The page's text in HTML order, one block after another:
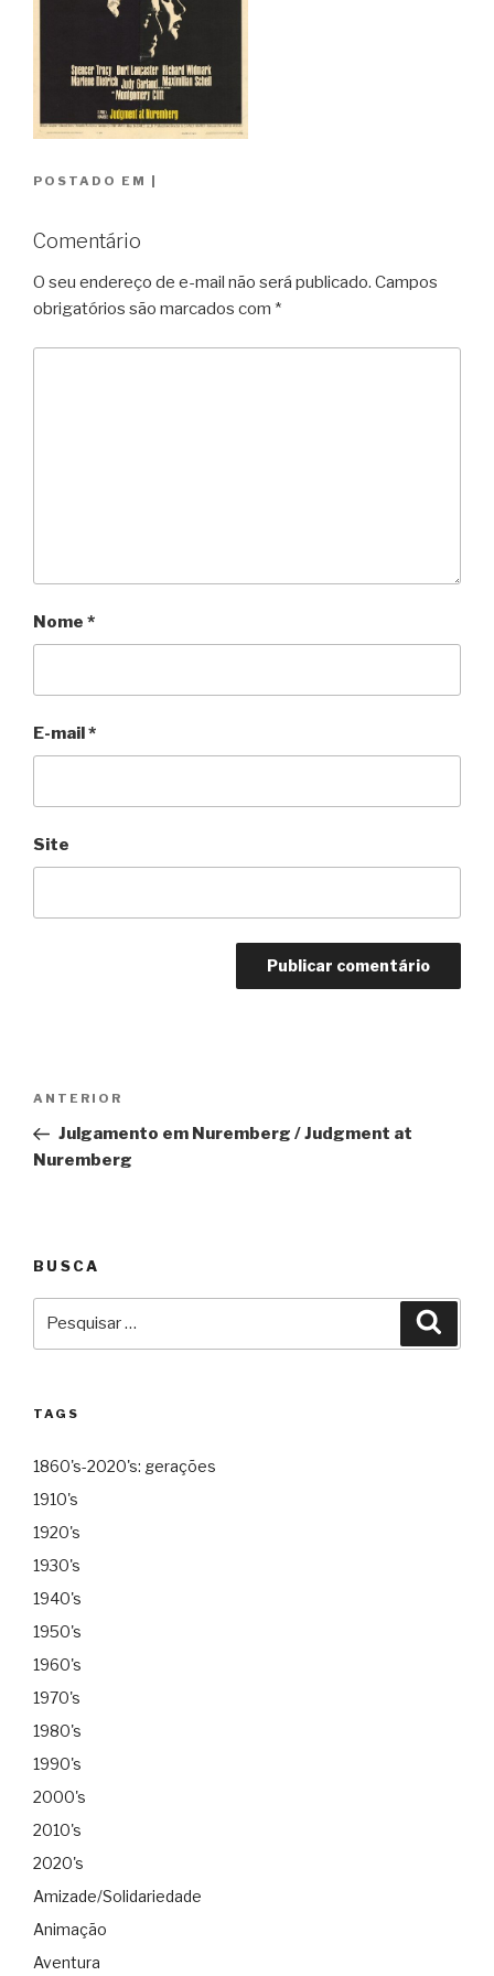
POSTADO EM
Comentário
O seu endereço de e-mail não será publicado. Campos
obrigatórios são marcados com *
Nome *
E-mail *
Site
Post
Anterior
ANTERIOR
Julgamento em Nuremberg / Judgment at
Nuremberg
BUSCA
TAGS
1860's-2020's: gerações
1910's
1920's
1930's
1940's
1950's
1960's
1970's
1980's
1990's
2000's
2010's
2020's
Amizade/Solidariedade
Animação
Aventura